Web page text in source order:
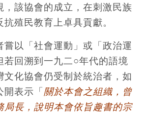
，該協會的成立，在刺激民族
殖民教育上卓具貢獻。
嘗以「社會運動」或「政治運
若回溯到一九二○年代的語境
文化協會仍受制於統治者，如
開表示「關於本會之組織，曾
局長，說明本會依旨趣書的宗